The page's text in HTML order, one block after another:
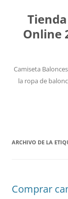
Online
Camiseta
la ropa de
ARCHIVO DE LA
Comprar